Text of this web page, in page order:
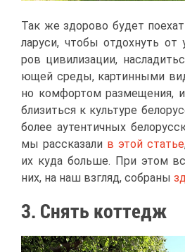
Так же здо­ро­во бу­дет
ла­ру­си, что­бы от­дох­нуть
ров ци­ви­ли­за­ции,
ю­щей сре­ды, кар­тин­ны­ми
но ком­фор­том раз­ме­ще­ния,
бли­зить­ся к куль­ту­ре
бо­лее аутен­тич­ных
мы рас­ска­за­ли в этой ста­тье
их ку­да боль­ше. При этом
них, на наш взгляд, со­бра­ны
3. Снять кот­тедж